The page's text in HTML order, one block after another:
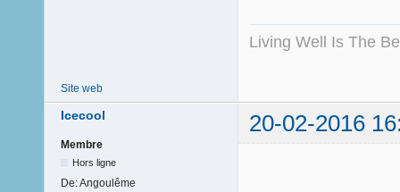
Living Well Is The
Site web
Icecool 20-02-2016
Membre
Hors ligne
De:Angoulême